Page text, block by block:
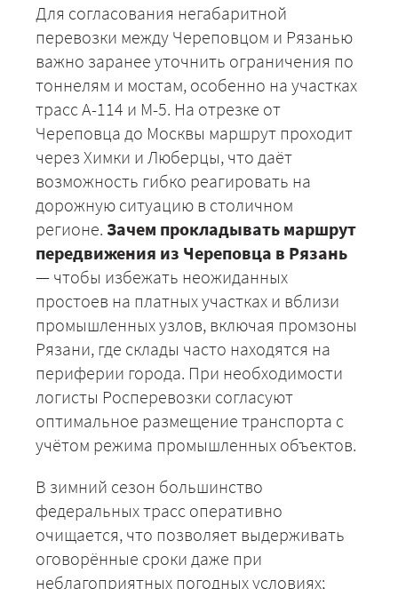
Для согласования негабаритной
перевозки между Череповцом и Рязанью
важно заранее уточнить ограничения по
тоннелям и мостам, особенно на участках
трасс А-114 и М-5. На отрезке от
Череповца до Москвы маршрут проходит
через Химки и Люберцы, что даёт
возможность гибко реагировать на
дорожную ситуацию в столичном
регионе. Зачем прокладывать маршрут
передвижения из Череповца в Рязань
— чтобы избежать неожиданных
простоев на платных участках и вблизи
промышленных узлов, включая промзоны
Рязани, где склады часто находятся на
периферии города. При необходимости
логисты Росперевозки согласуют
оптимальное размещение транспорта с
учётом режима промышленных объектов.
В зимний сезон большинство
федеральных трасс оперативно
очищается, что позволяет выдерживать
оговорённые сроки даже при
неблагоприятных погодных условиях;